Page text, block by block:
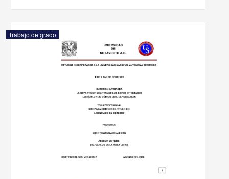
Trabajo de grado